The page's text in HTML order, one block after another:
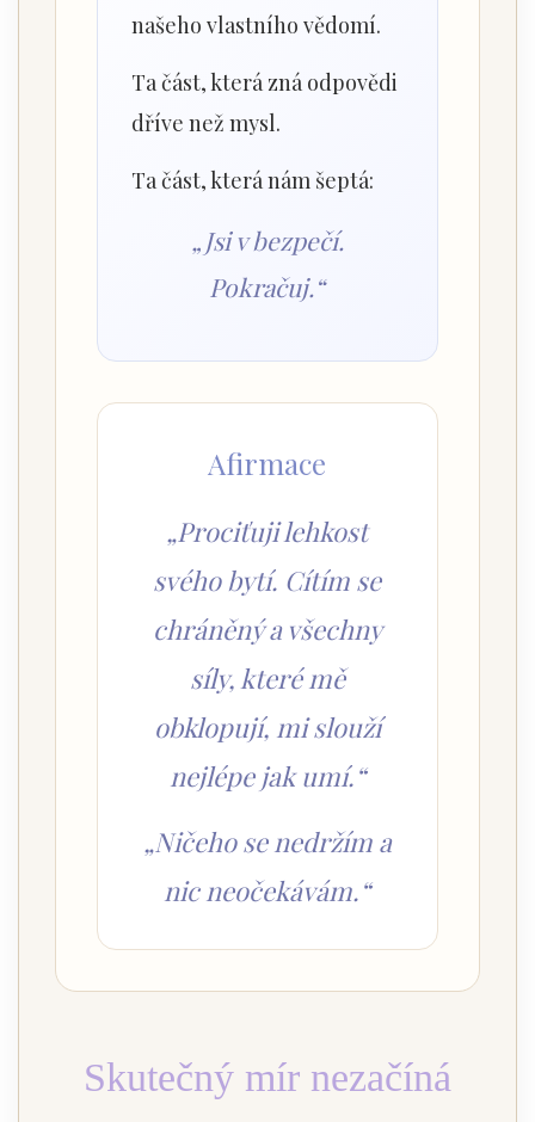
našeho vlastního vědomí.
Ta část, která zná odpovědi
dříve než mysl.
Ta část, která nám šeptá:
„Jsi v bezpečí.
Pokračuj.“
Afirmace
„Prociťuji lehkost
svého bytí. Cítím se
chráněný a všechny
síly, které mě
obklopují, mi slouží
nejlépe jak umí.“
„Ničeho se nedržím a
nic neočekávám.“
Skutečný mír nezačíná